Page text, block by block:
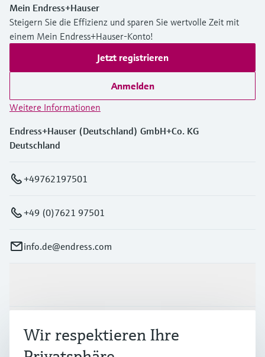
Mein Endress+Hauser
Steigern Sie die Effizienz und sparen Sie wertvolle Zeit mit
einem Mein Endress+Hauser-Konto!
Jetzt registrieren
Anmelden
Weitere Informationen
Endress+Hauser (Deutschland) GmbH+Co. KG
Deutschland
+49762197501
+49 (0)7621 97501
info.de@endress.com
Branchen
Wir respektieren Ihre